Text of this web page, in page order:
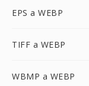
EPS a WEBP
TIFF a WEBP
WBMP a WEBP